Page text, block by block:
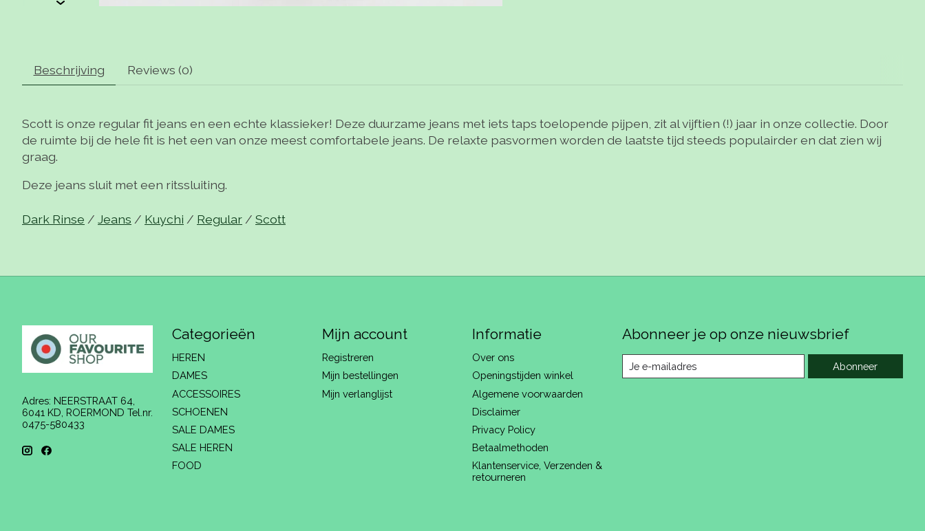
Beschrijving Reviews (0)
Scott is onze regular fit jeans en een echte klassieker! Deze duurzame jeans met iets taps toelopende pijpen, zit al vijftien (!) jaar in onze collectie. Door
de ruimte bij de hele fit is het een van onze meest comfortabele jeans. De relaxte pasvormen worden de laatste tijd steeds populairder en dat zien wij
graag.
Deze jeans sluit met een ritssluiting.
Dark Rinse / Jeans / Kuychi / Regular / Scott
Adres: NEERSTRAAT 64,
6041 KD, ROERMOND Tel.nr.
0475-580433
Categorieën
HEREN
DAMES
ACCESSOIRES
SCHOENEN
SALE DAMES
SALE HEREN
FOOD
Mijn account
Registreren
Mijn bestellingen
Mijn verlanglijst
Informatie
Over ons
Openingstijden winkel
Algemene voorwaarden
Disclaimer
Privacy Policy
Betaalmethoden
Klantenservice, Verzenden &
retourneren
Abonneer je op onze nieuwsbrief
Abonneer